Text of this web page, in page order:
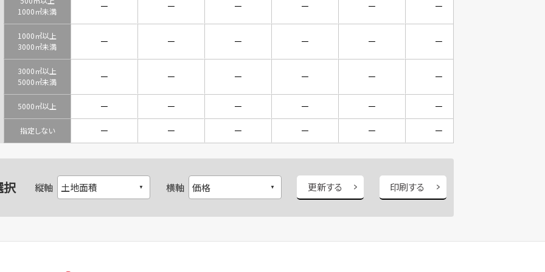
1000㎡未満
－ － － － － －
1000㎡以上
3000㎡未満
－ － － － － －
3000㎡以上
5000㎡未満
－ － － － － －
5000㎡以上 － － － － － －
指定しない － － － － － －
択 縦軸 横軸 更新する 印刷する